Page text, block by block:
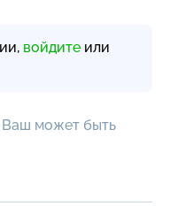
войдите или
Ваш может быть